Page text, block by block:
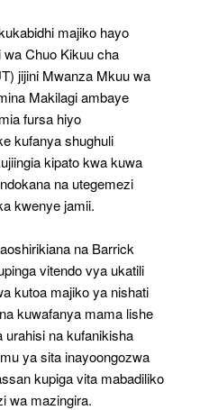
majiko hayo
Chuo Kikuu cha
jijini Mwanza Mkuu wa
Makilagi ambaye
fursa hiyo
kufanya shughuli
kipato kwa kuwa
na utegemezi
kwenye jamii.
na Barrick
vitendo vya ukatili
kutoa majiko ya nishati
kuwafanya mama lishe
na kufanikisha
ya sita inayoongozwa
kupiga vita mabadiliko
wa mazingira.